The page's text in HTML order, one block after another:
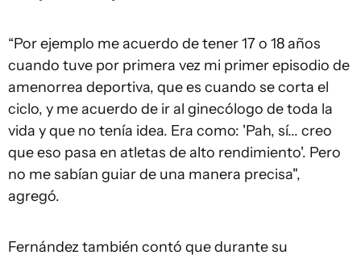
“Por ejemplo me acuerdo de tener 17 o 18 años
cuando tuve por primera vez mi primer episodio de
amenorrea deportiva, que es cuando se corta el
ciclo, y me acuerdo de ir al ginecólogo de toda la
vida y que no tenía idea. Era como: 'Pah, sí... creo
que eso pasa en atletas de alto rendimiento'. Pero
no me sabían guiar de una manera precisa",
agregó.
Fernández también contó que durante su